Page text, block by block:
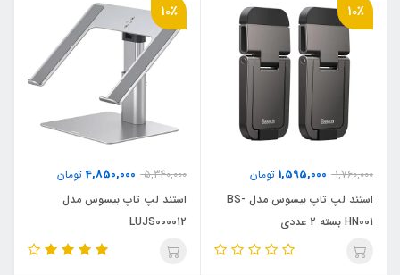
10٪
1,760,000
1,595,000 تومان
استند لپ تاپ بیسوس مدل BS-
HN001 بسته 2 عددی
10٪
5,340,000
4,850,000تومان
استند لپ تاپ بیسوس مدل
LUJS000012